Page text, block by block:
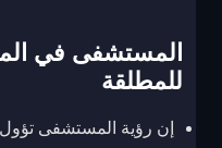
المستشفى في
للمطلقة
إن رؤية المستشفى